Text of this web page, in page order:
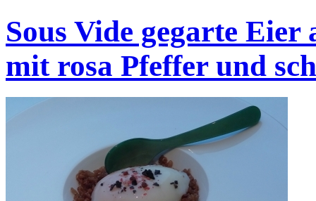
Sous Vide gegarte
mit rosa Pfeffer und